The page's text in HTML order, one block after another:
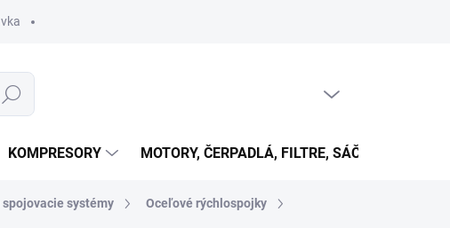
Hľadať
KOMPRESORY MOTORY, ČERPADLÁ, FILTRE, SÁČKY...
spojovacie systémy
Oceľové rýchlospojky